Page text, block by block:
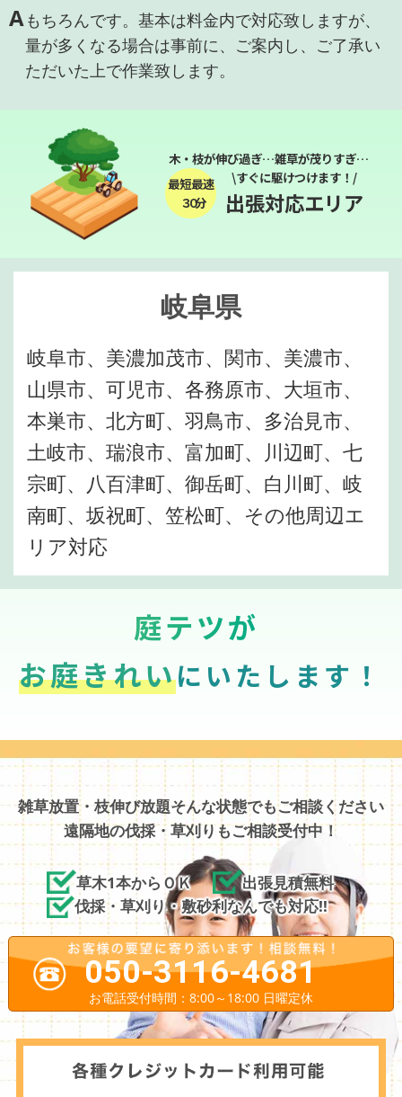
Aもちろんです。基本は料金内で対応致しますが、
量が多くなる場合は事前に、ご案内し、ご了承い
ただいた上で作業致します。
木・枝が伸び過ぎ…雑草が茂りすぎ…
最短最速
３０分
\すぐに駆けつけます！/
出張対応エリア
岐阜県
岐阜市、美濃加茂市、関市、美濃市、
山県市、可児市、各務原市、大垣市、
本巣市、北方町、羽鳥市、多治見市、
土岐市、瑞浪市、富加町、川辺町、七
宗町、八百津町、御岳町、白川町、岐
南町、坂祝町、笠松町、その他周辺エ
リア対応
庭テツが
お庭きれいにいたします！
雑草放置・枝伸び放題そんな状態でもご相談ください
遠隔地の伐採・草刈りもご相談受付中！
草木1本からＯＫ
出張見積無料
伐採・草刈り・敷砂利なんでも対応!!
050-3116-4681
お電話受付時間：8:00～18:00 日曜定休